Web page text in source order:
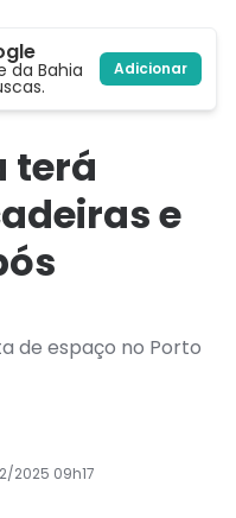
da Bahia Adicionar
terá
e
de espaço no Porto
2025 09h17